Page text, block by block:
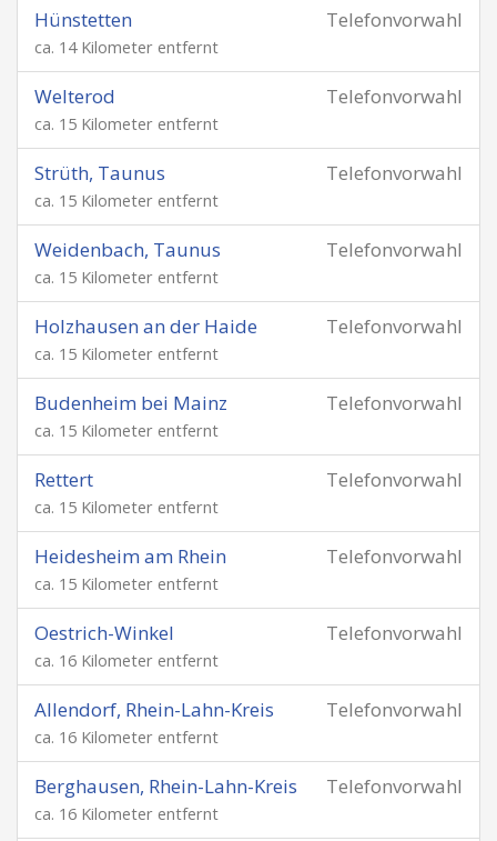
Telefonvorwahl
Hünstetten
ca. 14 Kilometer entfernt
Telefonvorwahl
Welterod
ca. 15 Kilometer entfernt
Telefonvorwahl
Strüth, Taunus
ca. 15 Kilometer entfernt
Telefonvorwahl
Weidenbach, Taunus
ca. 15 Kilometer entfernt
Telefonvorwahl
Holzhausen an der Haide
ca. 15 Kilometer entfernt
Telefonvorwahl
Budenheim bei Mainz
ca. 15 Kilometer entfernt
Telefonvorwahl
Rettert
ca. 15 Kilometer entfernt
Telefonvorwahl
Heidesheim am Rhein
ca. 15 Kilometer entfernt
Telefonvorwahl
Oestrich-Winkel
ca. 16 Kilometer entfernt
Telefonvorwahl
Allendorf, Rhein-Lahn-Kreis
ca. 16 Kilometer entfernt
Telefonvorwahl
Berghausen, Rhein-Lahn-Kreis
ca. 16 Kilometer entfernt